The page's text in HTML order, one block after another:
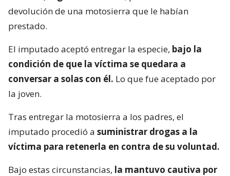
devolución de una motosierra que le habían
prestado.
El imputado aceptó entregar la especie, bajo la
condición de que la víctima se quedara a
conversar a solas con él. Lo que fue aceptado por
la joven.
Tras entregar la motosierra a los padres, el
imputado procedió a suministrar drogas a la
víctima para retenerla en contra de su voluntad.
Bajo estas circunstancias, la mantuvo cautiva por